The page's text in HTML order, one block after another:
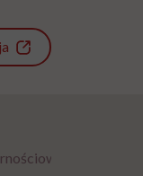
nastrój,